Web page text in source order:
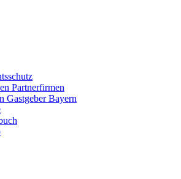
Partnerfirmen
Gastgeber Bayern